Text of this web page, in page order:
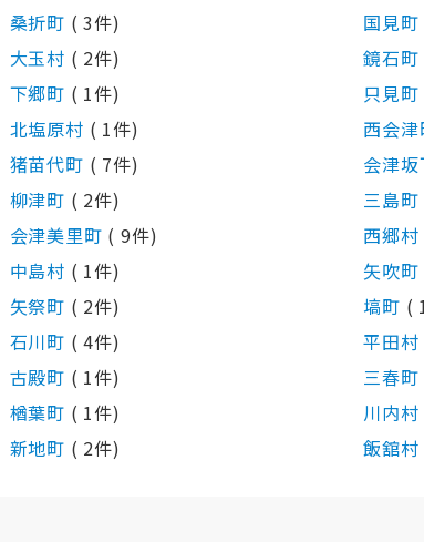
桑折町 ( 3件)
国見町
大玉村 ( 2件)
鏡石町
下郷町 ( 1件)
只見町
北塩原村 ( 1件)
西会
猪苗代町 ( 7件)
会津
柳津町 ( 2件)
三島町
会津美里町 ( 9件)
西郷村
中島村 ( 1件)
矢吹町
矢祭町 ( 2件) 塙町 (
石川町 ( 4件)
平田村
古殿町 ( 1件)
三春町
楢葉町 ( 1件)
川内村
新地町 ( 2件) 飯舘村